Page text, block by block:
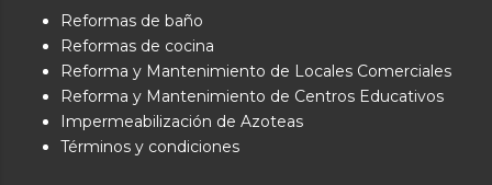
Reformas de baño
Reformas de cocina
Reforma y Mantenimiento de Locales Comerciales
Reforma y Mantenimiento de Centros Educativos
Impermeabilización de Azoteas
Términos y condiciones